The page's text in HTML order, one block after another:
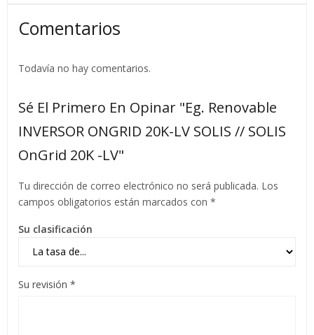
Comentarios
Todavía no hay comentarios.
Sé El Primero En Opinar "Eg. Renovable
INVERSOR ONGRID 20K-LV SOLIS // SOLIS
OnGrid 20K -LV"
Tu dirección de correo electrónico no será publicada. Los
campos obligatorios están marcados con *
Su clasificación
Su revisión *